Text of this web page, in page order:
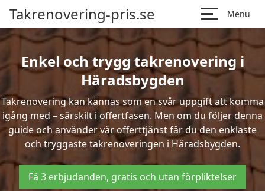
Takrenovering-pris.se Menu
Enkel och trygg takrenovering i
Häradsbygden
Takrenovering kan kännas som en svår uppgift att komma
igång med – särskilt i offertfasen. Men om du följer denna
guide och använder vår offerttjänst får du den enklaste
och tryggaste takrenoveringen i Häradsbygden.
Få 3 erbjudanden, gratis och utan förpliktelser